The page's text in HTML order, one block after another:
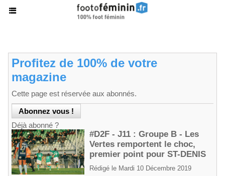
Profitez de 100% de votre
magazine
Cette page est réservée aux abonnés.
Déjà abonné ?
#D2F - J11 : Groupe B - Les
Vertes remportent le choc,
premier point pour ST-DENIS
Rédigé le Mardi 10 Décembre 2019